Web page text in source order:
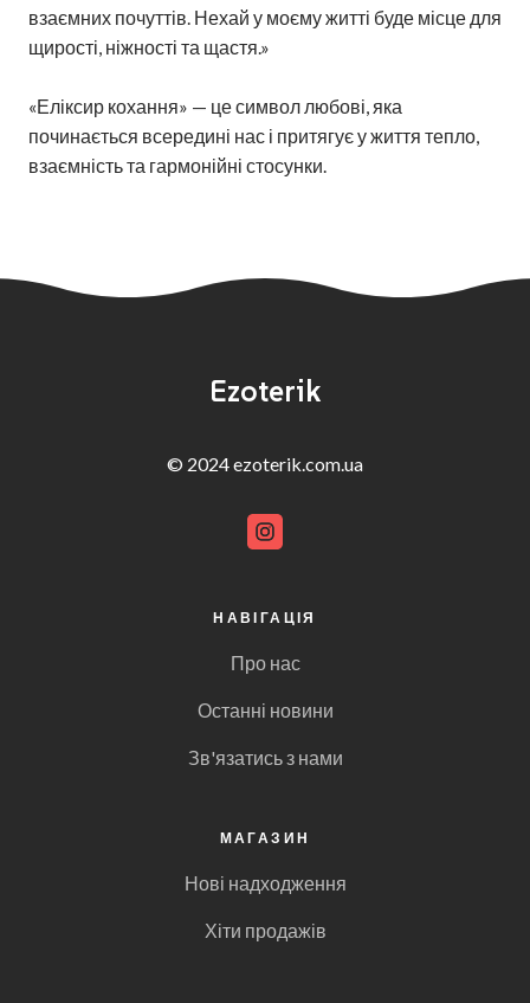
взаємних почуттів. Нехай у моєму житті буде місце для
щирості, ніжності та щастя.»
«Еліксир кохання» — це символ любові, яка
починається всередині нас і притягує у життя тепло,
взаємність та гармонійні стосунки.
Ezoterik
© 2024 ezoterik.com.ua
НАВІГАЦІЯ
Про нас
Останні новини
Зв'язатись з нами
МАГАЗИН
Нові надходження
Хіти продажів